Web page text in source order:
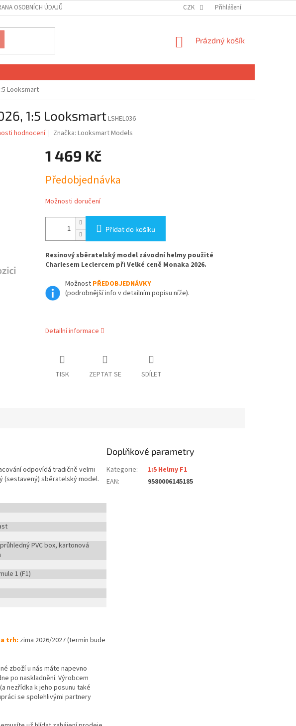
OSOBNÍCH ÚDAJŮ CZK Přihlášení
NÁKUPNÍ
Prázdný košík
Looksmart
1:5 LooksmartLSHEL036
hodnocení Značka:Looksmart Models
1 469 Kč
cena:
Předobjednávka
Možnosti doručení
Přidat do košíku
Resinový sběratelský model závodní helmy použité
Charlesem Leclercem při Velké ceně Monaka 2026.
Možnost PŘEDOBJEDNÁVKY
(podrobnější info v detailním popisu níže).
Detailní informace
TISK ZEPTAT SE SDÍLET
odpovídá tradičně velmi
(sestavený) sběratelský model.
PVC box, kartonová
1 (F1)
trh: zima 2026/2027 (termín bude
zboží u nás máte napevno
po naskladnění. Výrobcem
nezřídka k jeho posunu také
se spolehlivými partnery
Doplňkové parametry
Kategorie:
1:5 Helmy F1
EAN: 9580006145185